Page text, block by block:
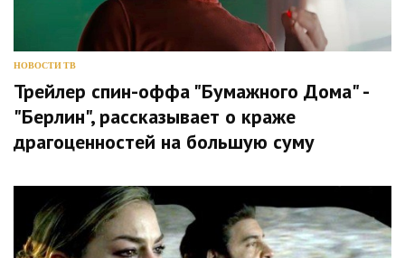
НОВОСТИ ТВ
Трейлер спин-оффа "Бумажного Дома" -
"Берлин", рассказывает о краже
драгоценностей на большую суму